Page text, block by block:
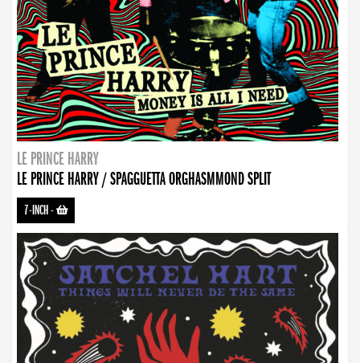
LE PRINCE HARRY
LE PRINCE HARRY / SPAGGUETTA ORGHASMMOND SPLIT
7-INCH-